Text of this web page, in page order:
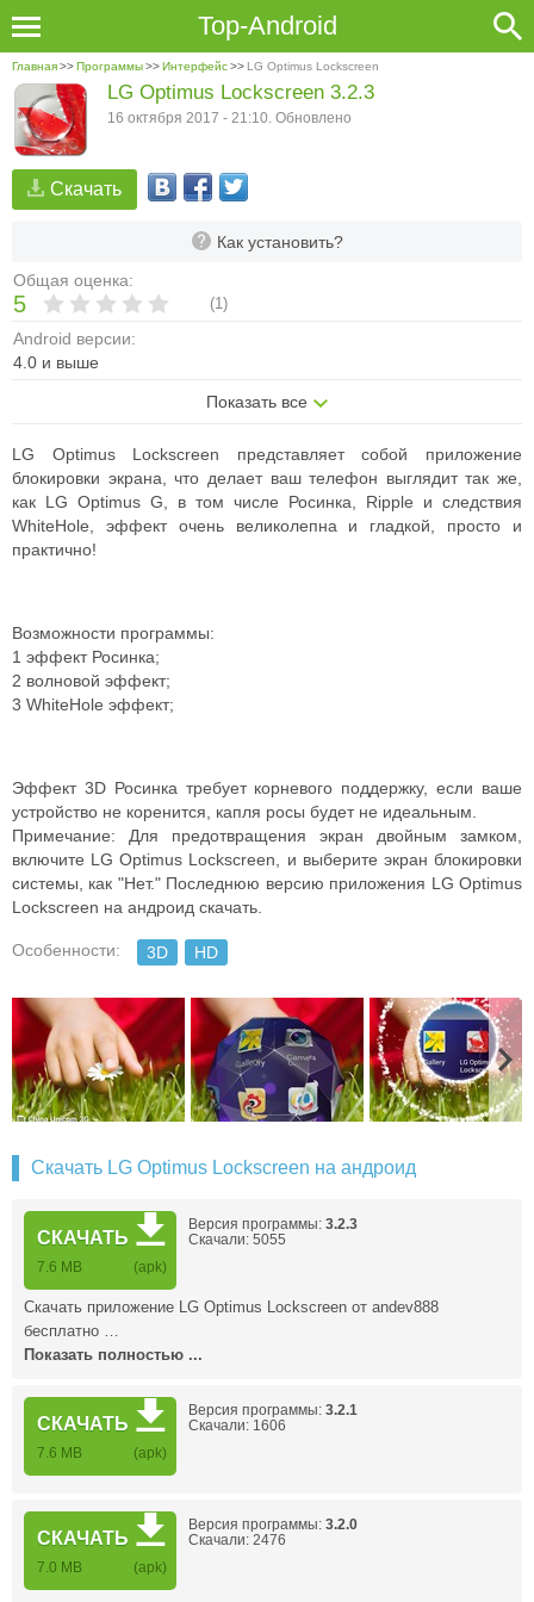
Top-Android
Главная>>Программы>>Интерфейс>> LG Optimus Lockscreen
Скачать
Как установить?
Общая оценка:
5 (1)
Android версии:
4.0 и выше
Показать все
LG Optimus Lockscreen 3.2.3
16 октября 2017 - 21:10. Обновлено
LG Optimus Lockscreen представляет собой приложение
блокировки экрана, что делает ваш телефон выглядит так же,
как LG Optimus G, в том числе Росинка, Ripple и следствия
WhiteHole, эффект очень великолепна и гладкой, просто и
практично!
Возможности программы:
1 эффект Росинка;
2 волновой эффект;
3 WhiteHole эффект;
Эффект 3D Росинка требует корневого поддержку, если ваше
устройство не коренится, капля росы будет не идеальным.
Примечание: Для предотвращения экран двойным замком,
включите LG Optimus Lockscreen, и выберите экран блокировки
системы, как "Нет." Последнюю версию приложения LG Optimus
Lockscreen на андроид скачать.
Особенности: 3D HD
Скачать LG Optimus Lockscreen на андроид
СКАЧАТЬ
7.6 MB (apk)
Версия программы: 3.2.3
Скачали: 5055
Скачать приложение LG Optimus Lockscreen от andev888
бесплатно …
Показать полностью ...
СКАЧАТЬ
7.6 MB (apk)
Версия программы: 3.2.1
Скачали: 1606
СКАЧАТЬ
7.0 MB (apk)
Версия программы: 3.2.0
Скачали: 2476